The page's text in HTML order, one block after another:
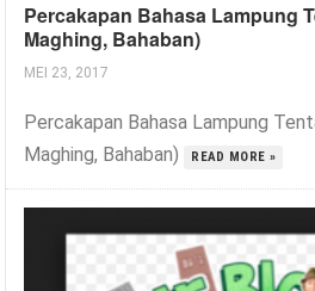
Percakapan Bahasa Lampung
Maghing, Bahaban)
MEI 23, 2017
Percakapan Bahasa Lampung
Maghing, Bahaban)
READ MORE »